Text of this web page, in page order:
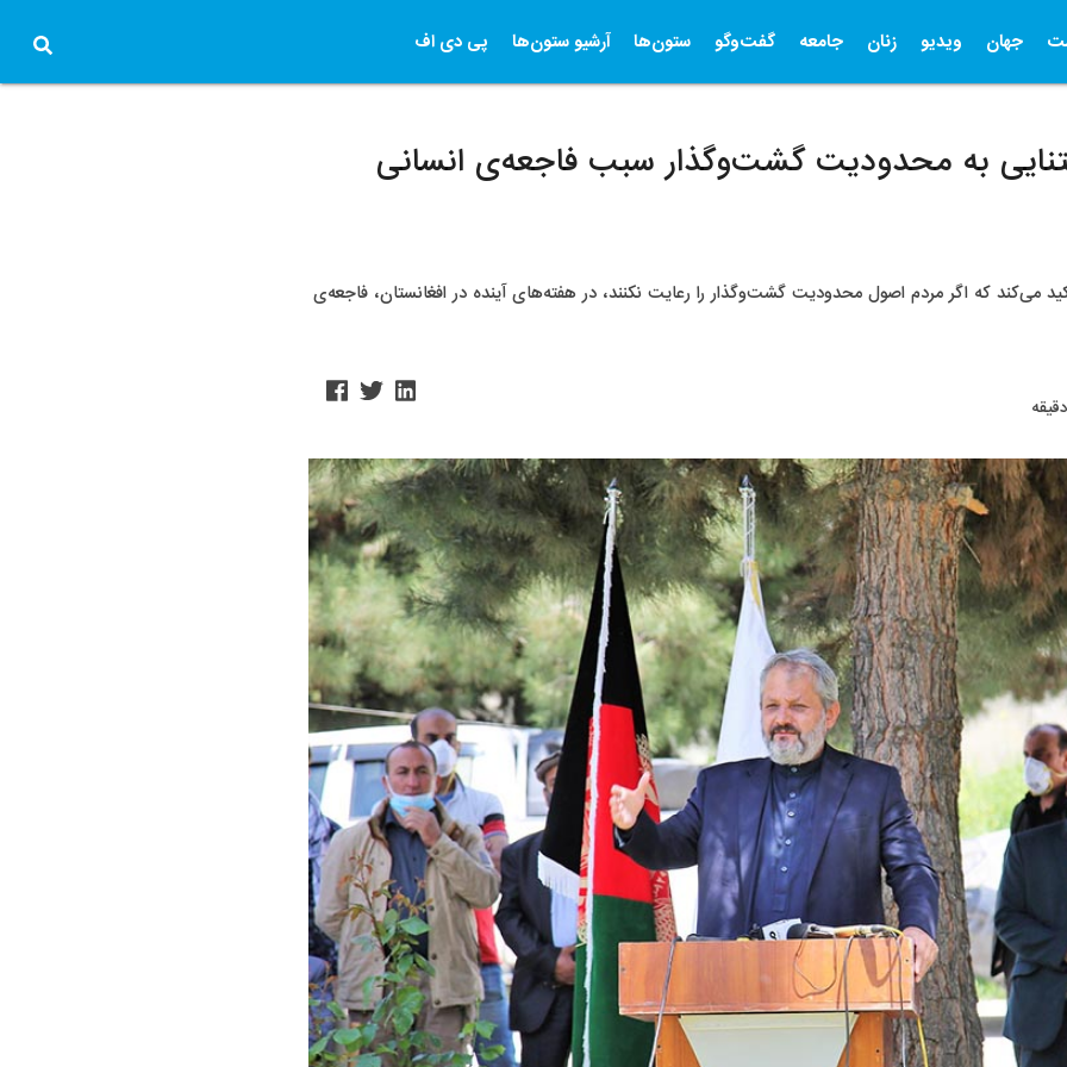
جهان ویدیو زنان جامعه گفت‌وگو ستون‌ها آرشیو ستون‌ها پی دی اف
به محدودیت گشت‌وگذار سبب فاجعه‌ی انسانی
می‌کند که اگر مردم اصول محدودیت گشت‌وگذار را رعایت نکنند، در هفته‌های آینده در افغانستان، فاجعه‌ی